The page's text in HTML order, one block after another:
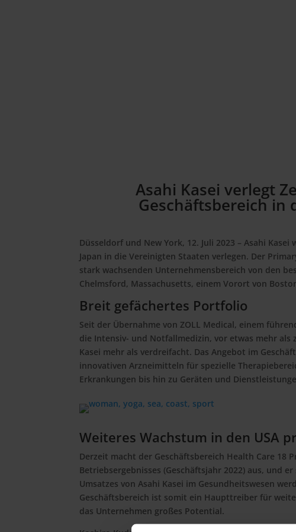
Asahi Kasei verlegt
Geschäftsbereich in
Düsseldorf und New York, 12. Juli 2023 – Asahi Kasei
Japan in die Vereinigten Staaten verlegen. Der
stark wachsenden Unternehmensbereich von den
Chelmsford, Massachusetts, einem Vorort von
Breit gefächertes Portfolio
Seit der Übernahme von ZOLL Medical, einem
die Intensiv- und Notfallmedizin, vor etwas mehr als
Kasei mehr als verdreifacht. Das Angebot im
innovativen Arzneimitteln für spezielle
Erkrankungen bis hin zu Geräten und
Weiteres Wachstum in den USA
Derzeit macht der Geschäftsbereich Health Care 18
Betriebsergebnisses (Geschäftsjahr 2022) aus, und
Umsatzes von Asahi Kasei im Gesundheitswesen
Geschäftsbereich ist somit ein Haupttreiber für
das Unternehmen großes Potential.